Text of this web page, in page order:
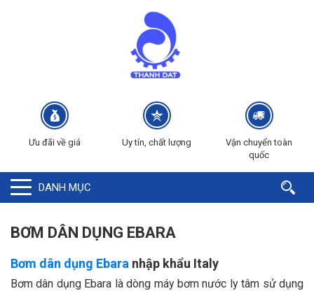
Ưu đãi về giá Uy tín, chất lượng
Vận chuyển toàn
quốc
DANH MỤC
BƠM DÂN DỤNG EBARA
Bơm dân dụng Ebara nhập khẩu Italy
Bơm dân dụng Ebara là dòng máy bơm nước ly tâm sử dụng